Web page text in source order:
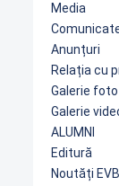
Media
Anunțuri
Relația cu
Galerie foto
Galerie
ALUMNI
Editură
Noutăți EVB